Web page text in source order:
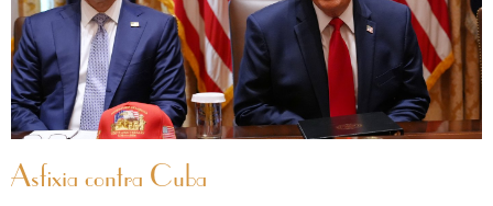
Asfixia contra Cuba